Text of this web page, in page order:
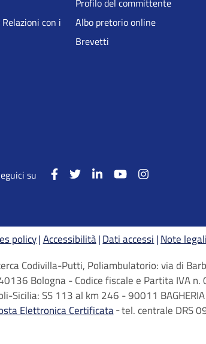
con i
Profilo del committente
Albo pretorio online
Brevetti
su
policy Accessibilità Dati accessi Note legali
Codivilla-Putti, Poliambulatorio: via di
Bologna - Codice fiscale e Partita IVA
Sicilia: SS 113 al km 246 - 90011 BAGHERIA
Elettronica Certificata tel. centrale DRS